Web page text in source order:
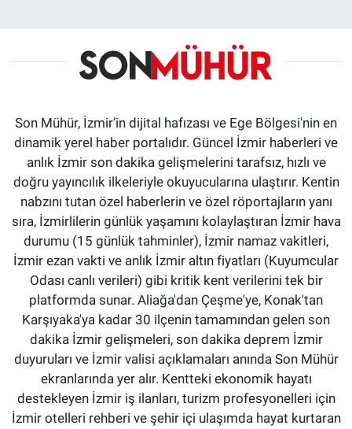
Son Mühür, İzmir’in dijital hafızası ve Ege Bölgesi'nin en
dinamik yerel haber portalıdır. Güncel İzmir haberleri ve
anlık İzmir son dakika gelişmelerini tarafsız, hızlı ve
doğru yayıncılık ilkeleriyle okuyucularına ulaştırır. Kentin
nabzını tutan özel haberlerin ve özel röportajların yanı
sıra, İzmirlilerin günlük yaşamını kolaylaştıran İzmir hava
durumu (15 günlük tahminler), İzmir namaz vakitleri,
İzmir ezan vakti ve anlık İzmir altın fiyatları (Kuyumcular
Odası canlı verileri) gibi kritik kent verilerini tek bir
platformda sunar. Aliağa'dan Çeşme'ye, Konak'tan
Karşıyaka'ya kadar 30 ilçenin tamamından gelen son
dakika İzmir gelişmeleri, son dakika deprem İzmir
duyuruları ve İzmir valisi açıklamaları anında Son Mühür
ekranlarında yer alır. Kentteki ekonomik hayatı
destekleyen İzmir iş ilanları, turizm profesyonelleri için
İzmir otelleri rehberi ve şehir içi ulaşımda hayat kurtaran